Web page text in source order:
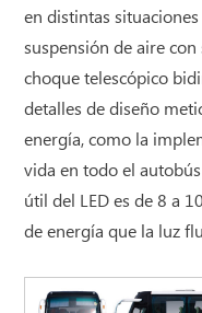
en distintas
suspensión de aire
choque telescópico
detalles de diseño
energía, como la
vida en todo el
útil del LED es de 8 a
de energía que la luz